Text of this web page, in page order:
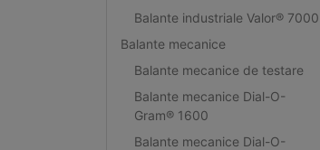
Balante industriale Valor® 7000
Balante mecanice
Balante mecanice de testare
Balante mecanice Dial-O-
Gram® 1600
Balante mecanice Dial-O-